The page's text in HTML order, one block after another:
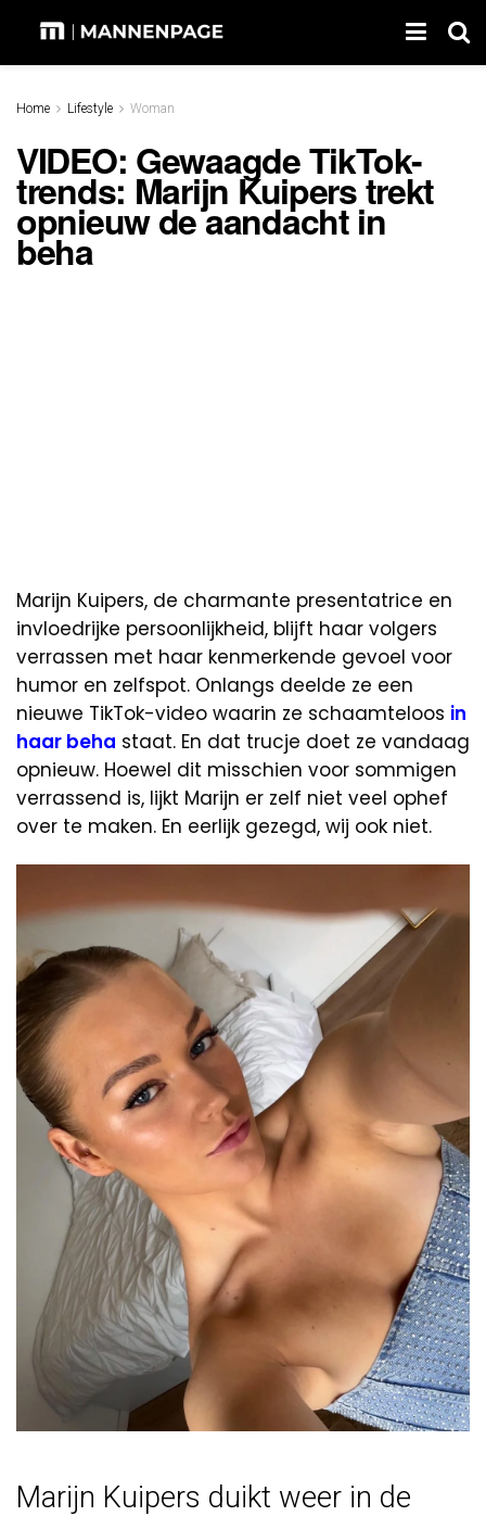
Home Lifestyle Woman
VIDEO: Gewaagde TikTok-
trends: Marijn Kuipers trekt
opnieuw de aandacht in
beha
Marijn Kuipers, de charmante presentatrice en
invloedrijke persoonlijkheid, blijft haar volgers
verrassen met haar kenmerkende gevoel voor
humor en zelfspot. Onlangs deelde ze een
nieuwe TikTok-video waarin ze schaamteloos in
haar beha staat. En dat trucje doet ze vandaag
opnieuw. Hoewel dit misschien voor sommigen
verrassend is, lijkt Marijn er zelf niet veel ophef
over te maken. En eerlijk gezegd, wij ook niet.
Marijn Kuipers duikt weer in de